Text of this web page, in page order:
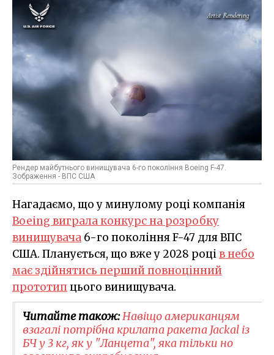
Рендер майбутнього винищувача 6-го покоління Boeing F-47.
Зображення - ВПС США
Нагадаємо, що у минулому році компанія
Boeing виграла конкурс на розробку
винищувача 6-го покоління F-47 для ВПС
США. Планується, що вже у 2028 роців небо
має здійнятись перший повноцінний
прототипцього винищувача.
Читайте також:Навіщо американцям
взагалі потрібна крилата ракета Jackal із
БЧ у 3 кг, як у "Ланцета", яка тільки но